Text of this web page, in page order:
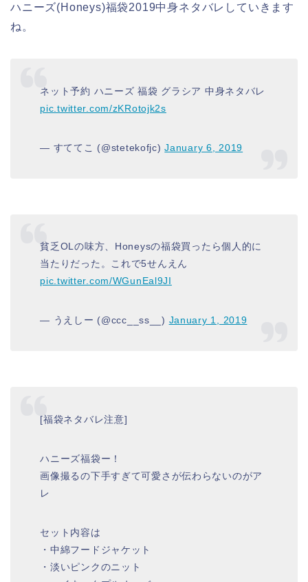
ハニーズ(Honeys)福袋2019中身ネタバレしていきます
ね。
ネット予約 ハニーズ 福袋 グラシア 中身ネタバレ
pic.twitter.com/zKRotojk2s
— すててこ (@stetekofjc)January 6, 2019
貧乏OLの味方、Honeysの福袋買ったら個人的に
当たりだった。これで5せんえん
pic.twitter.com/WGunEal9JI
— うえしー (@ccc__ss__) January 1, 2019
[福袋ネタバレ注意]
ハニーズ福袋ー！
画像撮るの下手すぎて可愛さが伝わらないのがア
レ
セット内容は
・中綿フードジャケット
・淡いピンクのニット